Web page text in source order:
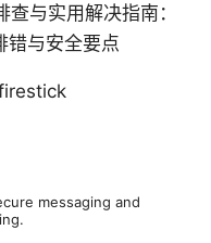
与实用解决指南：
错与安全要点
messaging and